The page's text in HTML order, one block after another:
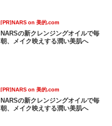
[PR]NARS on 美的.com
NARSの新クレンジングオイルで毎
朝、メイク映えする潤い美肌へ
[PR]NARS on 美的.com
NARSの新クレンジングオイルで毎
朝、メイク映えする潤い美肌へ